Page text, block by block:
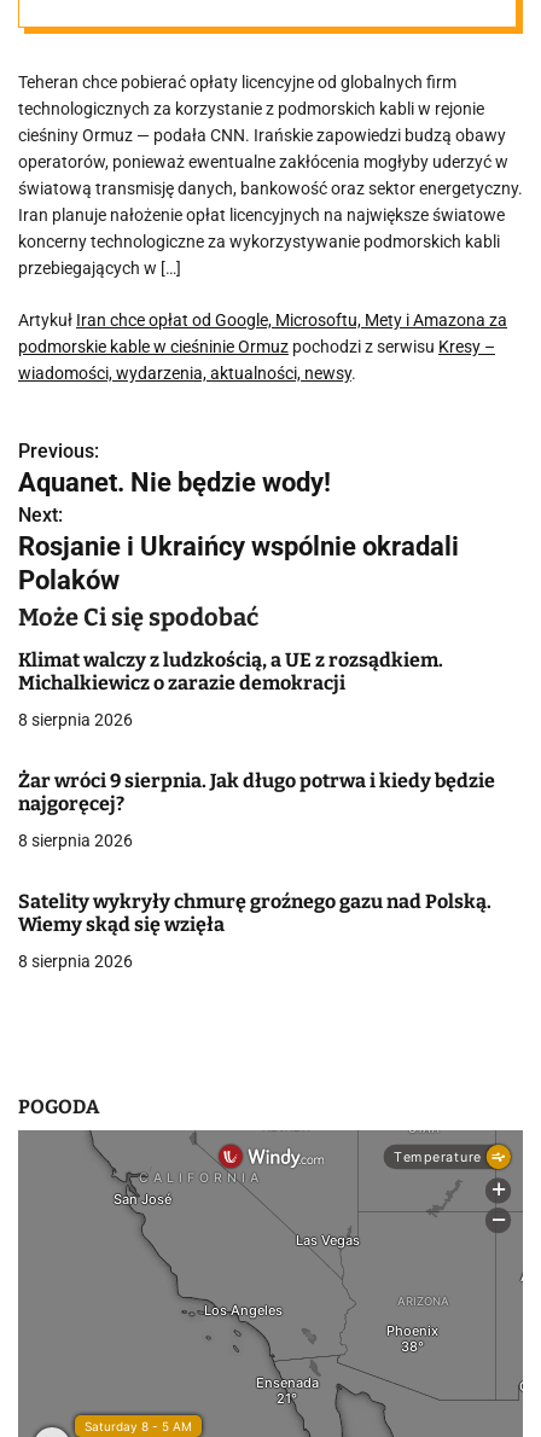
za podmorskie
kable w
cieśninie
Ormuz
Teheran chce pobierać opłaty licencyjne od globalnych firm
technologicznych za korzystanie z podmorskich kabli w rejonie
cieśniny Ormuz — podała CNN. Irańskie zapowiedzi budzą obawy
operatorów, ponieważ ewentualne zakłócenia mogłyby uderzyć w
światową transmisję danych, bankowość oraz sektor energetyczny.
Iran planuje nałożenie opłat licencyjnych na największe światowe
koncerny technologiczne za wykorzystywanie podmorskich kabli
przebiegających w […]
Artykuł Iran chce opłat od Google, Microsoftu, Mety i Amazona za
podmorskie kable w cieśninie Ormuz pochodzi z serwisu Kresy –
wiadomości, wydarzenia, aktualności, newsy.
N
a
w
i
a
c
j
p
i
Previous:
Aquanet. Nie będzie wody!
Next:
Rosjanie i Ukraińcy wspólnie okradali
Polaków
Może Ci się spodobać
Klimat walczy z ludzkością, a UE z rozsądkiem.
Michalkiewicz o zarazie demokracji
8 sierpnia 2026
Żar wróci 9 sierpnia. Jak długo potrwa i kiedy będzie
najgoręcej?
8 sierpnia 2026
Satelity wykryły chmurę groźnego gazu nad Polską.
Wiemy skąd się wzięła
8 sierpnia 2026
POGODA